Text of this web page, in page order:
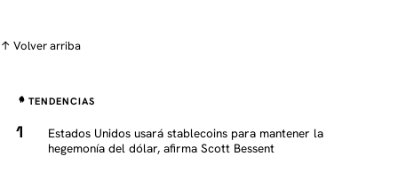
↑ Volver arriba
TENDENCIAS
Estados Unidos usará stablecoins para mantener la
hegemonía del dólar, afirma Scott Bessent